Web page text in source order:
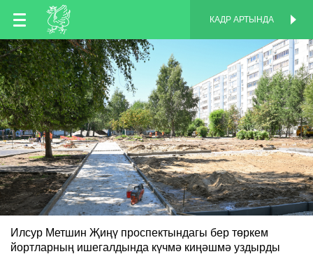
TT
EN
RU
КАДР АРТЫНДА
Илсур Метшин Җиңү проспектындагы бер төркем
йортларның ишегалдында күчмә киңәшмә уздырды
КАДР АРТЫНДА